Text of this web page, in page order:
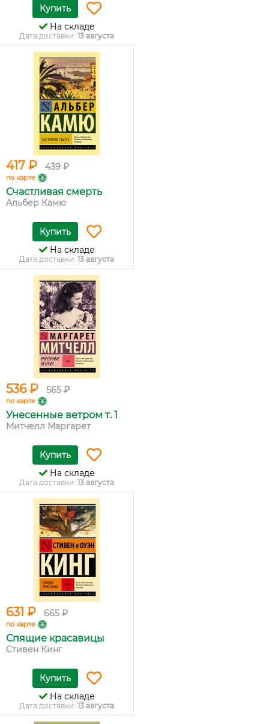
Купить
На складе
Дата доставки: 13 августа
417 ₽ 439 ₽
по карте
Счастливая смерть
Альбер Камю
Купить
На складе
Дата доставки: 13 августа
536 ₽ 565 ₽
по карте
Унесенные ветром т. 1
Митчелл Маргарет
Купить
На складе
Дата доставки: 13 августа
631 ₽ 665 ₽
по карте
Спящие красавицы
Стивен Кинг
Купить
На складе
Дата доставки: 13 августа